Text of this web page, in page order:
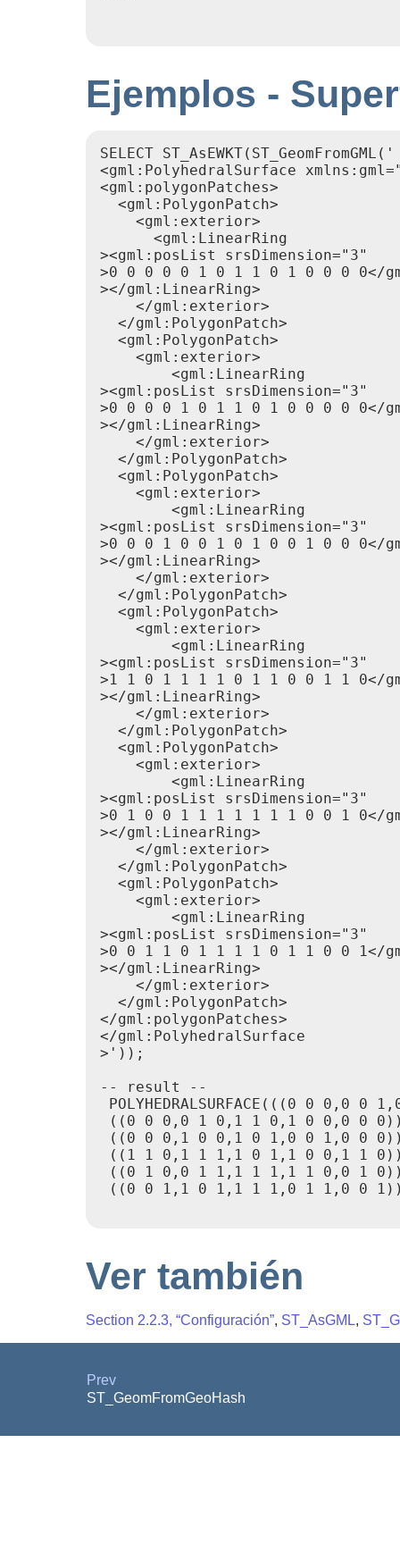
Ejemplos -
SELECT ST_AsEWKT(ST_GeomFromGML('
<gml:PolyhedralSurface
<gml:polygonPatches>
  <gml:PolygonPatch>
    <gml:exterior>
      <gml:LinearRing
><gml:posList srsDimension="3"
>0 0 0 0 0 1 0 1 1 0 1 0 0 0 0</
></gml:LinearRing>
    </gml:exterior>
  </gml:PolygonPatch>
  <gml:PolygonPatch>
    <gml:exterior>
        <gml:LinearRing
><gml:posList srsDimension="3"
>0 0 0 0 1 0 1 1 0 1 0 0 0 0 0</
></gml:LinearRing>
    </gml:exterior>
  </gml:PolygonPatch>
  <gml:PolygonPatch>
    <gml:exterior>
        <gml:LinearRing
><gml:posList srsDimension="3"
>0 0 0 1 0 0 1 0 1 0 0 1 0 0 0</
></gml:LinearRing>
    </gml:exterior>
  </gml:PolygonPatch>
  <gml:PolygonPatch>
    <gml:exterior>
        <gml:LinearRing
><gml:posList srsDimension="3"
>1 1 0 1 1 1 1 0 1 1 0 0 1 1 0</
></gml:LinearRing>
    </gml:exterior>
  </gml:PolygonPatch>
  <gml:PolygonPatch>
    <gml:exterior>
        <gml:LinearRing
><gml:posList srsDimension="3"
>0 1 0 0 1 1 1 1 1 1 1 0 0 1 0</
></gml:LinearRing>
    </gml:exterior>
  </gml:PolygonPatch>
  <gml:PolygonPatch>
    <gml:exterior>
        <gml:LinearRing
><gml:posList srsDimension="3"
>0 0 1 1 0 1 1 1 1 0 1 1 0 0 1</
></gml:LinearRing>
    </gml:exterior>
  </gml:PolygonPatch>
</gml:polygonPatches>
</gml:PolyhedralSurface
>'));
-- result --
POLYHEDRALSURFACE(((0 0 0,0
((0 0 0,0 1 0,1 1 0,1 0 0,0 0
((0 0 0,1 0 0,1 0 1,0 0 1,0 0
((1 1 0,1 1 1,1 0 1,1 0 0,1 1
((0 1 0,0 1 1,1 1 1,1 1 0,0 1
((0 0 1,1 0 1,1 1 1,0 1 1,0 0
Ver también
Section 2.2.3, “Configuración”, ST_AsGML,
Prev
ST_GeomFromGeoHash